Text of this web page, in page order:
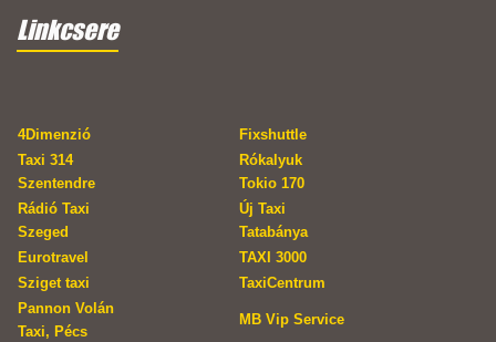
Linkcsere
4Dimenzió
Fixshuttle
Taxi 314
Szentendre
Rókalyuk
Tokio 170
Rádió Taxi
Szeged
Új Taxi
Tatabánya
Eurotravel
TAXI 3000
Sziget taxi
TaxiCentrum
Pannon Volán
Taxi, Pécs
MB Vip Service